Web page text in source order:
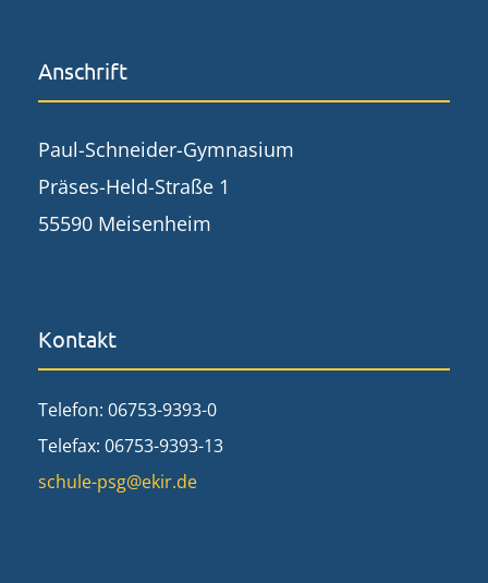
Anschrift
Paul-Schneider-Gymnasium
Präses-Held-Straße 1
55590 Meisenheim
Kontakt
Telefon: 06753-9393-0
Telefax: 06753-9393-13
schule-psg@ekir.de